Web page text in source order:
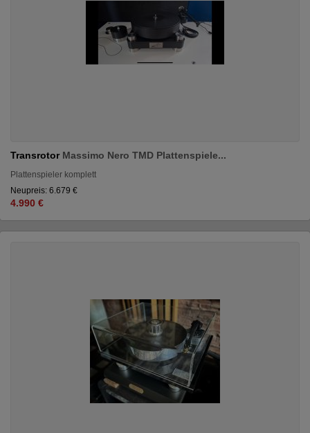
Transrotor Massimo Nero TMD Plattenspiele...
Plattenspieler komplett
Neupreis: 6.679 €
4.990 €